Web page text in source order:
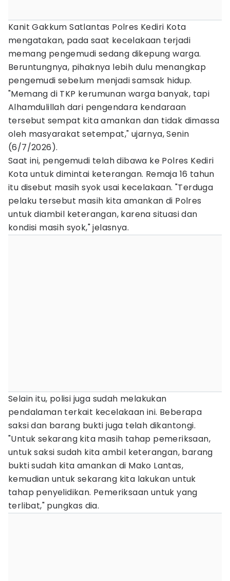
Kanit Gakkum Satlantas Polres Kediri Kota
mengatakan, pada saat kecelakaan terjadi
memang pengemudi sedang dikepung warga.
Beruntungnya, pihaknya lebih dulu menangkap
pengemudi sebelum menjadi samsak hidup.
"Memang di TKP kerumunan warga banyak, tapi
Alhamdulillah dari pengendara kendaraan
tersebut sempat kita amankan dan tidak dimassa
oleh masyarakat setempat," ujarnya, Senin
(6/7/2026).
Saat ini, pengemudi telah dibawa ke Polres Kediri
Kota untuk dimintai keterangan. Remaja 16 tahun
itu disebut masih syok usai kecelakaan. "Terduga
pelaku tersebut masih kita amankan di Polres
untuk diambil keterangan, karena situasi dan
kondisi masih syok," jelasnya.
Selain itu, polisi juga sudah melakukan
pendalaman terkait kecelakaan ini. Beberapa
saksi dan barang bukti juga telah dikantongi.
"Untuk sekarang kita masih tahap pemeriksaan,
untuk saksi sudah kita ambil keterangan, barang
bukti sudah kita amankan di Mako Lantas,
kemudian untuk sekarang kita lakukan untuk
tahap penyelidikan. Pemeriksaan untuk yang
terlibat," pungkas dia.